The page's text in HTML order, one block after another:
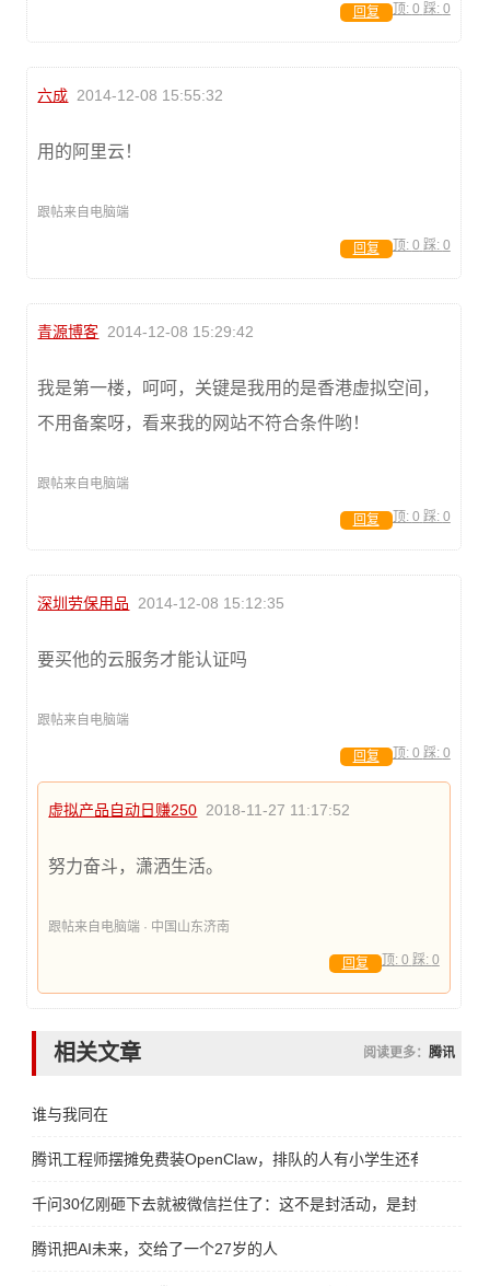
顶: 0 踩: 0
回复
六成 2014-12-08 15:55:32
用的阿里云！
跟帖来自电脑端
顶: 0 踩: 0
回复
青源博客 2014-12-08 15:29:42
我是第一楼，呵呵，关键是我用的是香港虚拟空间，
不用备案呀，看来我的网站不符合条件哟！
跟帖来自电脑端
顶: 0 踩: 0
回复
深圳劳保用品 2014-12-08 15:12:35
要买他的云服务才能认证吗
跟帖来自电脑端
顶: 0 踩: 0
回复
虚拟产品自动日赚250 2018-11-27 11:17:52
努力奋斗，潇洒生活。
跟帖来自电脑端 · 中国山东济南
顶: 0 踩: 0
回复
相关文章 阅读更多： 腾讯
谁与我同在
腾讯工程师摆摊免费装OpenClaw，排队的人有小学生还有大妈
千问30亿刚砸下去就被微信拦住了：这不是封活动，是封未来
腾讯把AI未来，交给了一个27岁的人